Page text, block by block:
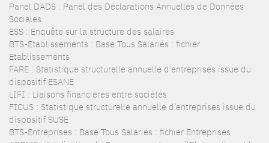
Panel DADS : Panel des Déclarations Annuelles de Données
Sociales
ESS : Enquête sur la structure des salaires
BTS-Etablissements : Base Tous Salariés : fichier
Etablissements
FARE : Statistique structurelle annuelle d’entreprises issue du
dispositif ESANE
LIFI : Liaisons financières entre sociétés
FICUS : Statistique structurelle annuelle d’entreprises issue du
dispositif SUSE
BTS-Entreprises : Base Tous Salariés : fichier Entreprises